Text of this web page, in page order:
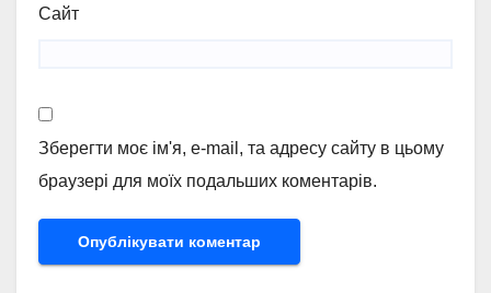
Сайт
Зберегти моє ім'я, e-mail, та адресу сайту в цьому
браузері для моїх подальших коментарів.